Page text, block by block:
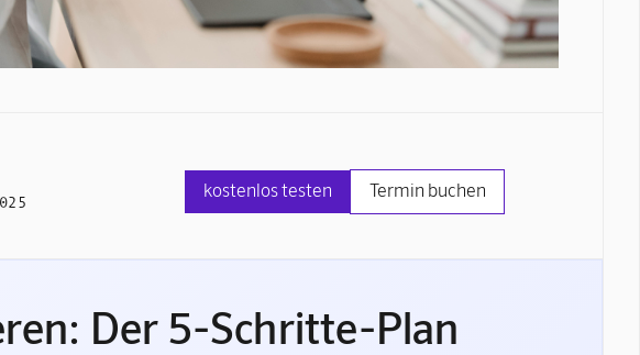
kostenlos testen Termin buchen
Der 5-Schritte-Plan